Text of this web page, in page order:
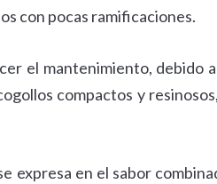
con pocas ramificaciones.
el mantenimiento, debido
compactos y
expresa en el sabor